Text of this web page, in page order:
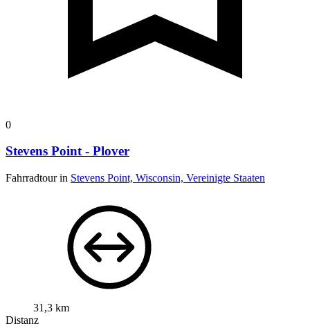
0
Stevens Point - Plover
Fahrradtour in Stevens Point, Wisconsin, Vereinigte Staaten
31,3 km
Distanz